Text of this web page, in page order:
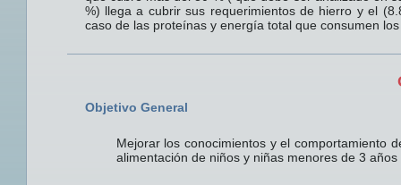
%) llega a cubrir sus requerimientos de hierro y el
caso de las proteínas y energía total que consumen
Objetivo General
Mejorar los conocimientos y el comportamiento
alimentación de niños y niñas menores de 3